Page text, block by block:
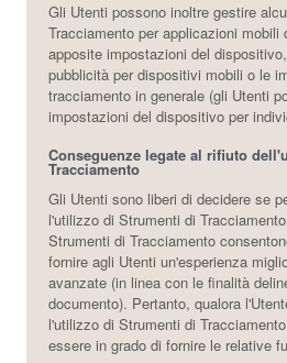
Gli Utenti possono inoltre gestire
Tracciamento per applicazioni
apposite impostazioni del
pubblicità per dispositivi mobili o le
tracciamento in generale (gli Utenti
impostazioni del dispositivo per
Conseguenze legate al rifiuto
Tracciamento
Gli Utenti sono liberi di decidere se
l'utilizzo di Strumenti di
Strumenti di Tracciamento
fornire agli Utenti un'esperienza
avanzate (in linea con le finalità
documento). Pertanto, qualora
l'utilizzo di Strumenti di
essere in grado di fornire le relative